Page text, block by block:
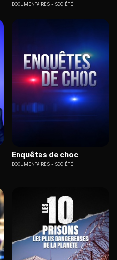
DOCUMENTAIRES SOCIÉTÉ
Enquêtes de choc
DOCUMENTAIRES SOCIÉTÉ